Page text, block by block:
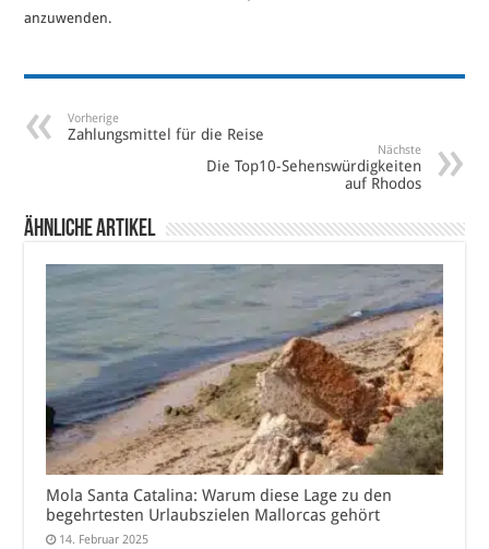
anzuwenden.
Vorherige
Zahlungsmittel für die Reise
Nächste
Die Top10-Sehenswürdigkeiten
auf Rhodos
Ähnliche Artikel
Mola Santa Catalina: Warum diese Lage zu den
begehrtesten Urlaubszielen Mallorcas gehört
14. Februar 2025